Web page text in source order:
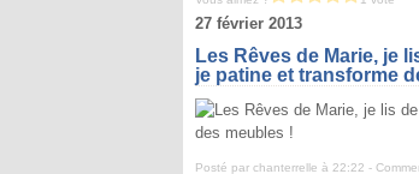
27 février 2013
Les Rêves de Marie, je
je patine et transforme
Posté par chanterrelle à 22:22 -